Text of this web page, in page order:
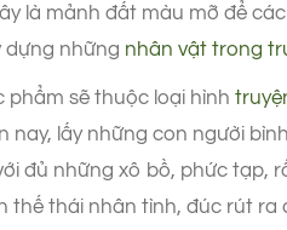
là mảnh đất màu mỡ để
dựng những nhân vật trong
phẩm sẽ thuộc loại hình
nay, lấy những con người
đủ những xô bồ, phức tạp,
thái nhân tình, đúc rút